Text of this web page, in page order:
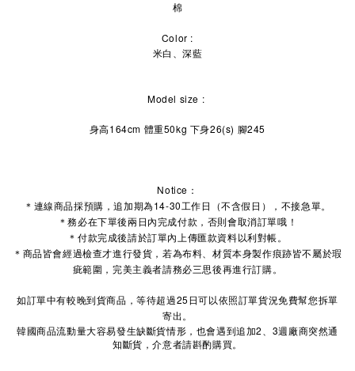
棉
Color :
米白、深藍
Model size :
身高164cm 體重50kg 下身26(s) 腳245
Notice：
＊連線商品採預購，追加期為14-30工作日（不含假日），不接急單。
＊務必在下單後兩日內完成付款，否則會取消訂單哦！
＊付款完成後請於訂單內上傳匯款資料以利對帳。
＊商品皆會經過檢查才進行發貨，若為布料、材質本身製作痕跡皆不屬於瑕
疵範圍，完美主義者請務必三思後再進行訂購。
如訂單中有較晚到貨商品，等待超過25日可以依照訂單貨況免費幫您拆單
寄出。
韓國商品流動量大容易發生缺斷貨情形，也會遇到追加2 、 3週廠商突然通
知斷貨，介意者請斟酌購買。